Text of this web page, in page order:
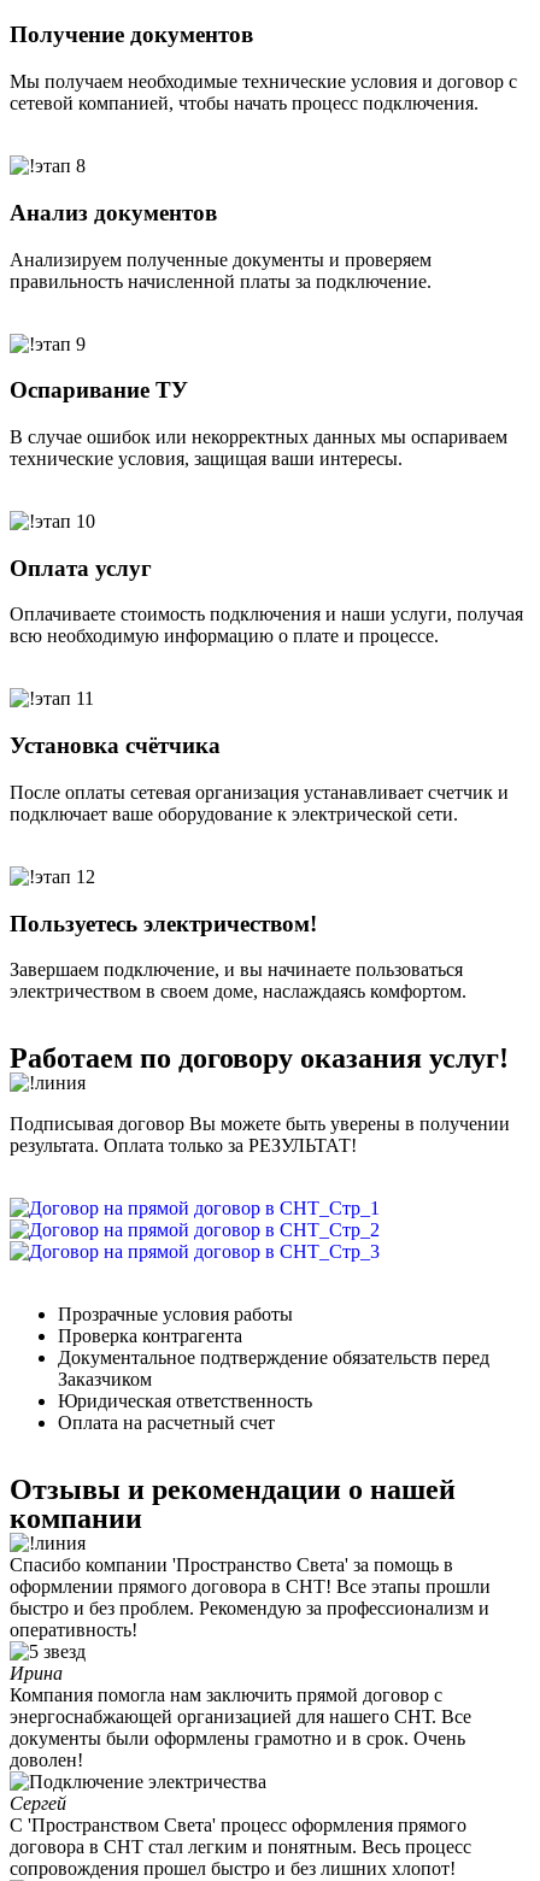
Получение документов
Мы получаем необходимые технические условия и договор с
сетевой компанией, чтобы начать процесс подключения.
Анализ документов
Анализируем полученные документы и проверяем
правильность начисленной платы за подключение.
Оспаривание ТУ
В случае ошибок или некорректных данных мы оспариваем
технические условия, защищая ваши интересы.
Оплата услуг
Оплачиваете стоимость подключения и наши услуги, получая
всю необходимую информацию о плате и процессе.
Установка счётчика
После оплаты сетевая организация устанавливает счетчик и
подключает ваше оборудование к электрической сети.
Пользуетесь электричеством!
Завершаем подключение, и вы начинаете пользоваться
электричеством в своем доме, наслаждаясь комфортом.
Работаем по договору оказания услуг!
Подписывая договор Вы можете быть уверены в получении
результата. Оплата только за РЕЗУЛЬТАТ!
Прозрачные условия работы
Проверка контрагента
Документальное подтверждение обязательств перед
Заказчиком
Юридическая ответственность
Оплата на расчетный счет
Отзывы и рекомендации о нашей
компании
Спасибо компании 'Пространство Света' за помощь в
оформлении прямого договора в СНТ! Все этапы прошли
быстро и без проблем. Рекомендую за профессионализм и
оперативность!
Ирина
Компания помогла нам заключить прямой договор с
энергоснабжающей организацией для нашего СНТ. Все
документы были оформлены грамотно и в срок. Очень
доволен!
Сергей
С 'Пространством Света' процесс оформления прямого
договора в СНТ стал легким и понятным. Весь процесс
сопровождения прошел быстро и без лишних хлопот!